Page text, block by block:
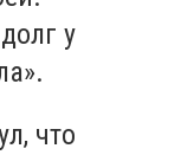
у
что